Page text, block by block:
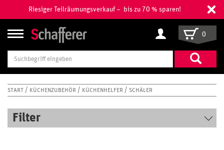
Riesiger Teilräumungsverkauf – bis zu 70 % sparen!
Suchbegriff
eingeben
0
START KÜCHENZUBEHÖR KÜCHENHELFER SCHÄLER
Filter